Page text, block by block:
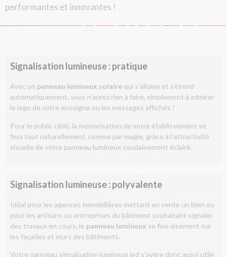
performantes et innovantes !
Signalisation lumineuse : pratique
Avec un panneau lumineux solaire qui s’allume et s’étend
automatiquement, vous n’aurez rien à faire, simplement à admirer
le logo de votre enseigne ou les messages affichés !
Pour le public ciblé, la mémorisation de votre établissement se
fera tout naturellement, comme par magie, grâce à l’attractivité
visuelle de votre panneau lumineux soudainement éclairé.
Signalisation lumineuse : polyvalente
Idéal pour les agences immobilières mettant en vente un bien ou
pour les artisans ou entreprises du bâtiment souhaitant signaler
des travaux en cours, le panneau lumineux se fixe aisément sur
les façades et murs des bâtiments.
Votre panneau signalisation lumineux led s’avère donc aussi utile